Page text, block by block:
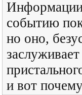
событию
но оно,
и вот